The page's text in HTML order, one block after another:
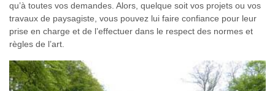
qu’à toutes vos demandes. Alors, quelque soit vos projets ou vos
travaux de paysagiste, vous pouvez lui faire confiance pour leur
prise en charge et de l’effectuer dans le respect des normes et
règles de l’art.